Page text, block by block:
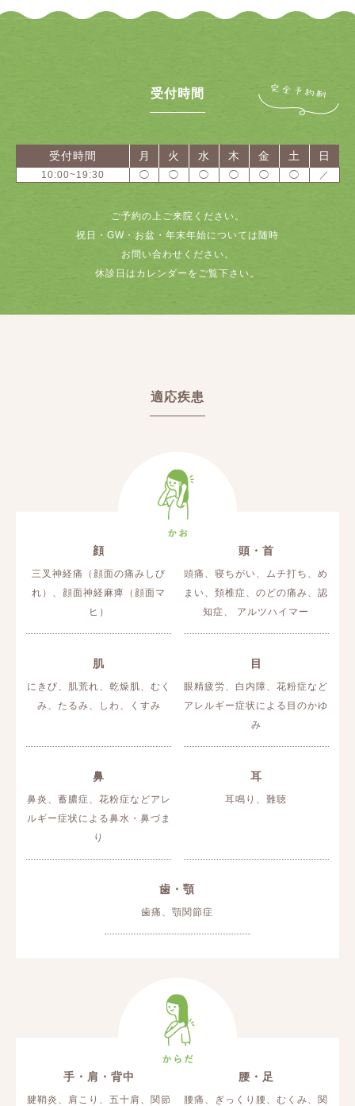
受付時間
受付時間 月 火 水 木 金 土 日
10:00~19:30 ◯ ◯ ◯ ◯ ◯ ◯ ／
ご予約の上ご来院ください。
祝日・GW・お盆・年末年始については随時
お問い合わせください。
休診日はカレンダーをご覧下さい。
適応疾患
顔
三叉神経痛（顔面の痛みしび
れ）、顔面神経麻痺（顔面マ
ヒ）
頭・首
頭痛、寝ちがい、ムチ打ち、め
まい、頚椎症、のどの痛み、認
知症、 アルツハイマー
肌
にきび、肌荒れ、乾燥肌、むく
み、たるみ、しわ、くすみ
目
眼精疲労、白内障、花粉症など
アレルギー症状による目のかゆ
み
鼻
鼻炎、蓄膿症、花粉症などアレ
ルギー症状による鼻水・鼻づま
り
耳
耳鳴り、難聴
歯・顎
歯痛、顎関節症
手・肩・背中
腱鞘炎、肩こり、五十肩、関節
腰・足
腰痛、ぎっくり腰、むくみ、関